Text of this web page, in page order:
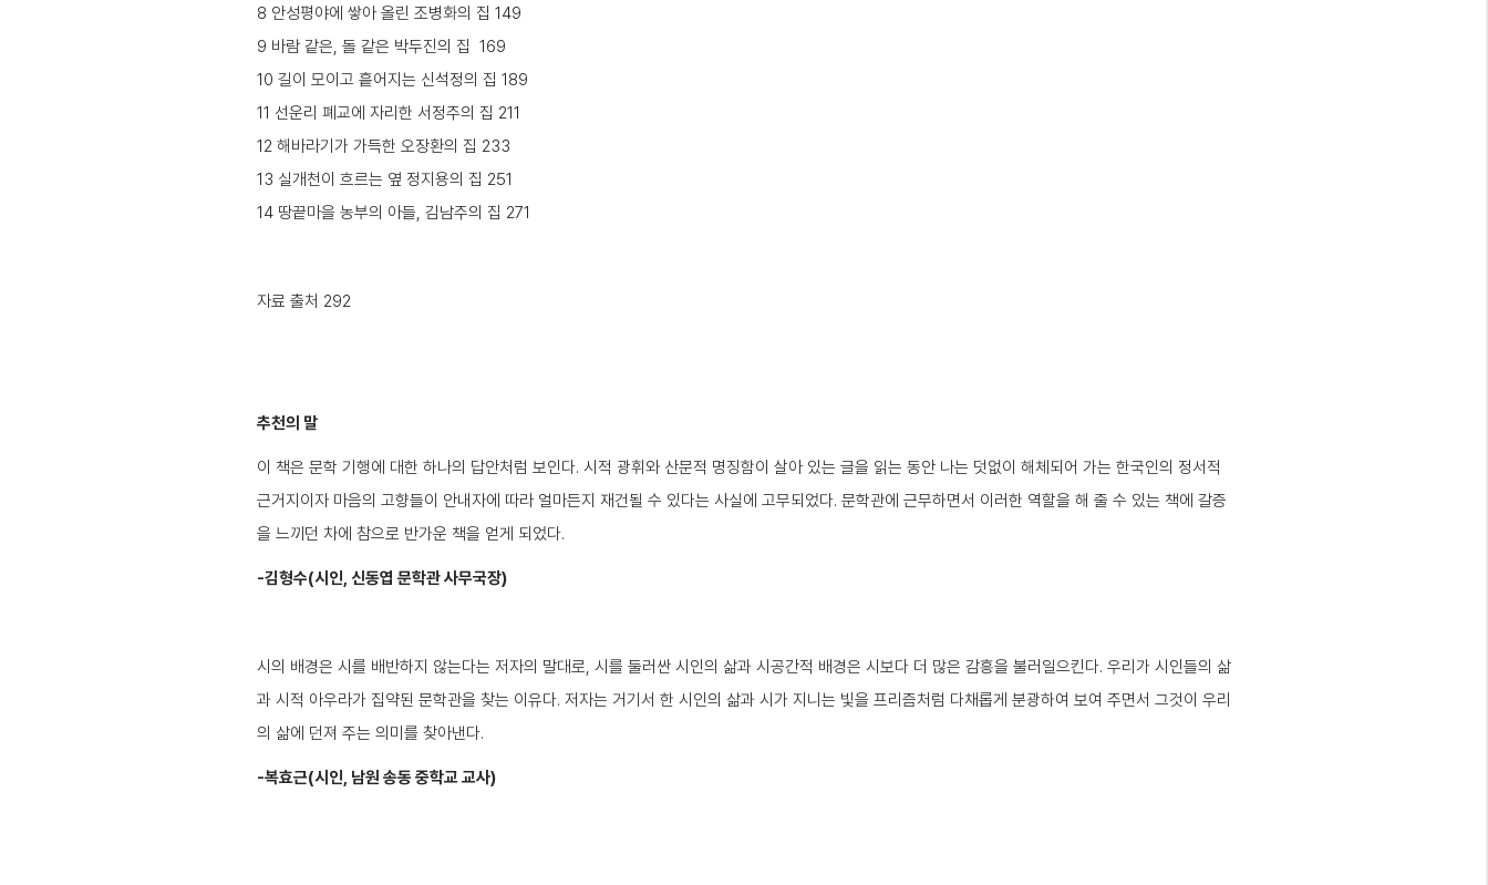
8 안성평야에 쌓아 올린 조병화의 집 149
9 바람 같은, 돌 같은 박두진의 집 169
10 길이 모이고 흩어지는 신석정의 집 189
11 선운리 폐교에 자리한 서정주의 집 211
12 해바라기가 가득한 오장환의 집 233
13 실개천이 흐르는 옆 정지용의 집 251
14 땅끝마을 농부의 아들, 김남주의 집 271
자료 출처 292
추천의 말
이 책은 문학 기행에 대한 하나의 답안처럼 보인다. 시적 광휘와 산문적 명징함이 살아 있는 글을 읽는 동안 나는 덧없이 해체되어 가는 한국인의 정서적
근거지이자 마음의 고향들이 안내자에 따라 얼마든지 재건될 수 있다는 사실에 고무되었다. 문학관에 근무하면서 이러한 역할을 해 줄 수 있는 책에 갈증
을 느끼던 차에 참으로 반가운 책을 얻게 되었다.
-김형수(시인, 신동엽 문학관 사무국장)
시의 배경은 시를 배반하지 않는다는 저자의 말대로, 시를 둘러싼 시인의 삶과 시공간적 배경은 시보다 더 많은 감흥을 불러일으킨다. 우리가 시인들의 삶
과 시적 아우라가 집약된 문학관을 찾는 이유다. 저자는 거기서 한 시인의 삶과 시가 지니는 빛을 프리즘처럼 다채롭게 분광하여 보여 주면서 그것이 우리
의 삶에 던져 주는 의미를 찾아낸다.
-복효근(시인, 남원 송동 중학교 교사)